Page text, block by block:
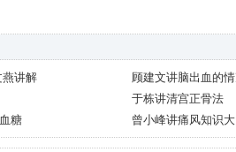
燕讲解
顾建文讲脑出血的
于栋讲清宫正骨法
糖
曾小峰讲痛风知识